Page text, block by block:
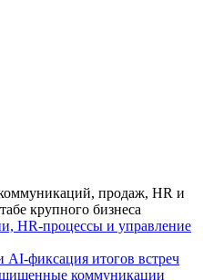
продаж, HR и
крупного бизнеса
HR-процессы и управление
AI-фиксация итогов встреч
коммуникации